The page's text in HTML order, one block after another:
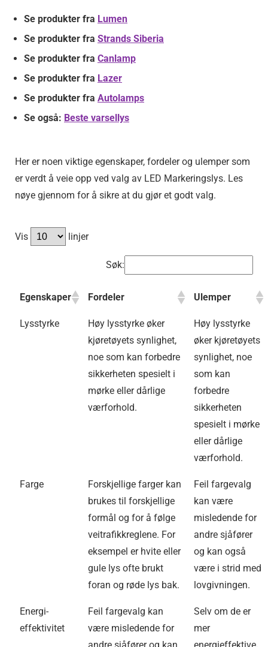
Se produkter fra Lumen
Se produkter fra Strands Siberia
Se produkter fra Canlamp
Se produkter fra Lazer
Se produkter fra Autolamps
Se også: Beste varsellys
Her er noen viktige egenskaper, fordeler og ulemper som
er verdt å veie opp ved valg av LED Markeringslys. Les
nøye gjennom for å sikre at du gjør et godt valg.
Vis linjer
Søk:
Egenskaper Fordeler Ulemper
Lysstyrke
Høy lysstyrke øker
kjøretøyets synlighet,
noe som kan forbedre
sikkerheten spesielt i
mørke eller dårlige
værforhold.
Høy lysstyrke
øker kjøretøyets
synlighet, noe
som kan
forbedre
sikkerheten
spesielt i mørke
eller dårlige
værforhold.
Farge
Forskjellige farger kan
brukes til forskjellige
formål og for å følge
veitrafikkreglene. For
eksempel er hvite eller
gule lys ofte brukt
foran og røde lys bak.
Feil fargevalg
kan være
misledende for
andre sjåfører
og kan også
være i strid med
lovgivningen.
Energi-
effektivitet
Feil fargevalg kan
være misledende for
Selv om de er
mer